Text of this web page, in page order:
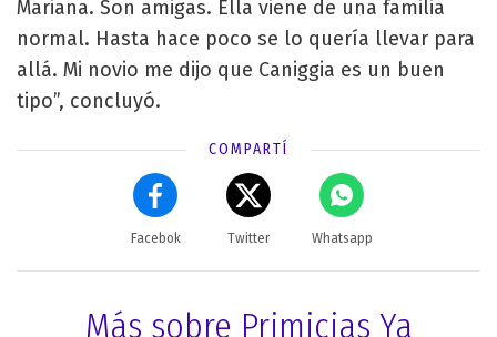
Mariana. Son amigas. Ella viene de una familia
normal. Hasta hace poco se lo quería llevar para
allá. Mi novio me dijo que Caniggia es un buen
tipo”, concluyó.
COMPARTÍ
Facebok Twitter Whatsapp
Más sobre Primicias Ya